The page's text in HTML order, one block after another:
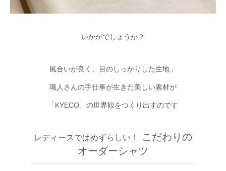
いかがでしょうか？
風合いが良く、目のしっかりした生地」
職人さんの手仕事が生きた美しい素材が
「KYECO」の世界観をつくり出すのです
レディースではめずらしい！
こだわりの
オーダーシャツ